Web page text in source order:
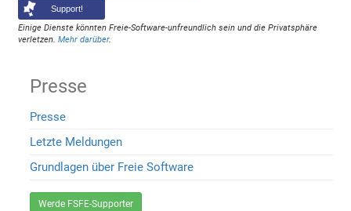
Support!
Einige Dienste könnten Freie-Software-unfreundlich sein und die Privatsphäre
verletzen.Mehr darüber.
Presse
Presse
Letzte Meldungen
Grundlagen über Freie Software
Werde FSFE-Supporter